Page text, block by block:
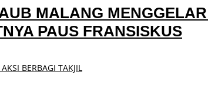
MALANG
PAUS FRANSISKUS